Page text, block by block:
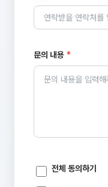
문의 내용 *
전체 동의하기